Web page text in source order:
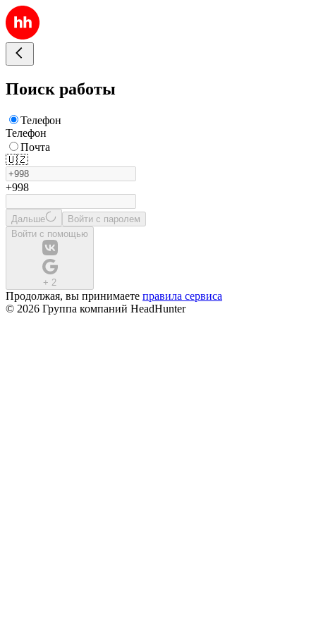
Поиск работы
Телефон
Телефон
Почта
🇺🇿
+998
Дальше
Войти с паролем
Войти с помощью
+ 2
Продолжая, вы принимаете правила сервиса
© 2026 Группа компаний HeadHunter